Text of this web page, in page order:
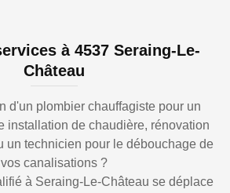
à 4537 Seraing-Le-
Château
d'un plombier chauffagiste pour un
installation de chaudière, rénovation
un technicien pour le débouchage de
vos canalisations ?
à Seraing-Le-Château se déplace